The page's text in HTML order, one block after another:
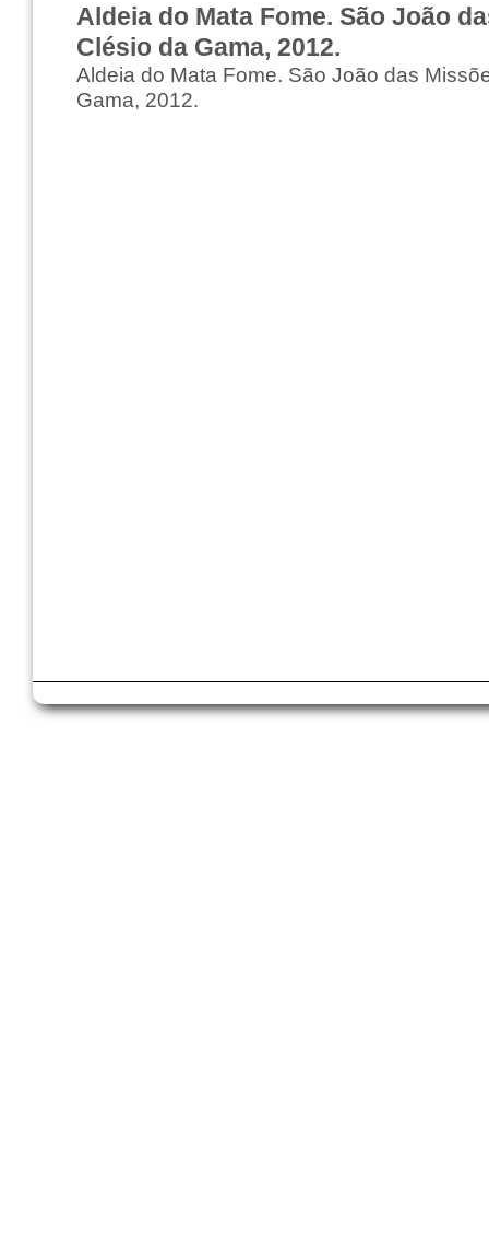
Aldeia do Mata Fome. São João
Clésio da Gama, 2012.
Aldeia do Mata Fome. São João das
Gama, 2012.